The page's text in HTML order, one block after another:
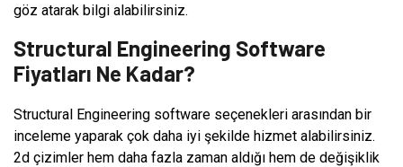
göz atarak bilgi alabilirsiniz.
Structural Engineering Software
Fiyatları Ne Kadar?
Structural Engineering software seçenekleri arasından bir
inceleme yaparak çok daha iyi şekilde hizmet alabilirsiniz.
2d çizimler hem daha fazla zaman aldığı hem de değişiklik